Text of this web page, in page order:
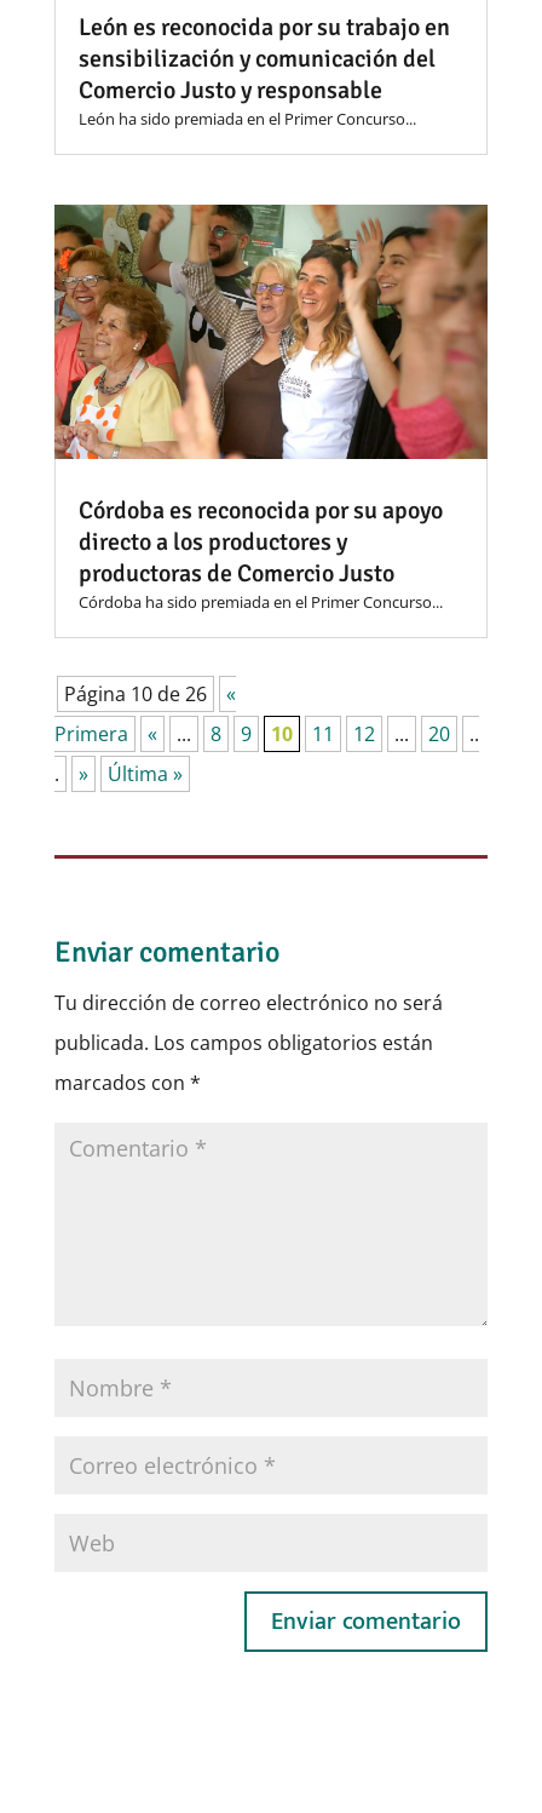
León es reconocida por su trabajo en
sensibilización y comunicación del
Comercio Justo y responsable
León ha sido premiada en el Primer Concurso...
Córdoba es reconocida por su apoyo
directo a los productores y
productoras de Comercio Justo
Córdoba ha sido premiada en el Primer Concurso...
Página 10 de 26
«
Primera
« ... 8 9 10 11 12 ... 20
..
.
» Última »
Enviar comentario
Tu dirección de correo electrónico no será
publicada. Los campos obligatorios están
marcados con *